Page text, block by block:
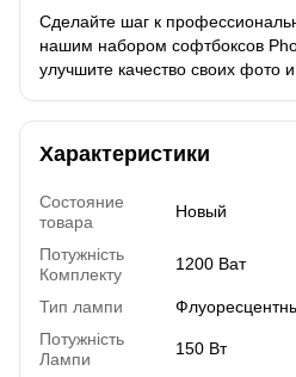
Сделайте шаг к
нашим набором софтбоксов
улучшите качество своих фото
Характеристики
Состояние
товара
Новый
Потужність
Комплекту
1200 Ват
Тип лампи
Потужність
Лампи
150 Вт